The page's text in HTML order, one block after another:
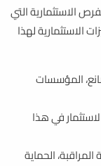
الاستثمارية التي
الاستثمارية لهذا
المؤسسات
في هذا
الحماية